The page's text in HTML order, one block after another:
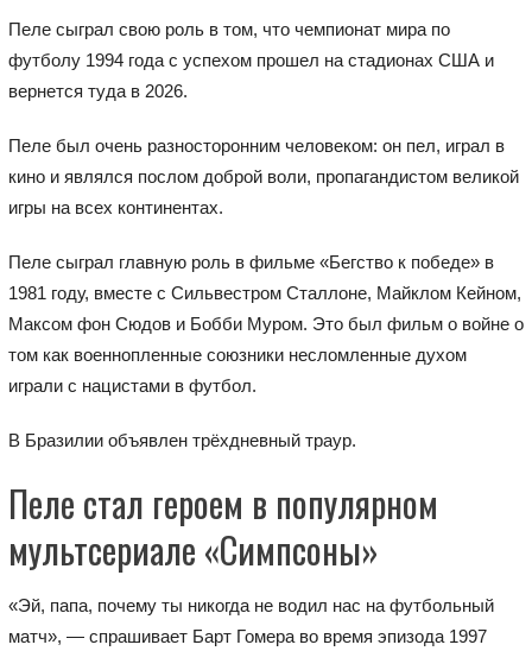
Пеле сыграл свою роль в том, что чемпионат мира по
футболу 1994 года с успехом прошел на стадионах США и
вернется туда в 2026.
Пеле был очень разносторонним человеком: он пел, играл в
кино и являлся послом доброй воли, пропагандистом великой
игры на всех континентах.
Пеле сыграл главную роль в фильме «Бегство к победе» в
1981 году, вместе с Сильвестром Сталлоне, Майклом Кейном,
Максом фон Сюдов и Бобби Муром. Это был фильм о войне о
том как военнопленные союзники несломленные духом
играли с нацистами в футбол.
В Бразилии объявлен трёхдневный траур.
Пеле стал героем в популярном
мультсериале «Симпсоны»
«Эй, папа, почему ты никогда не водил нас на футбольный
матч», — спрашивает Барт Гомера во время эпизода 1997